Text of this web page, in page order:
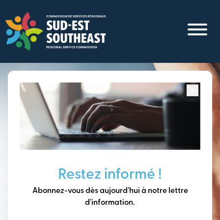
contenu
principal
Restez informé !
Abonnez-vous dès aujourd'hui à notre lettre
d'information.
Concentré sur toutes les communautés du
Nouveau-Brunswick
construire notre avenir